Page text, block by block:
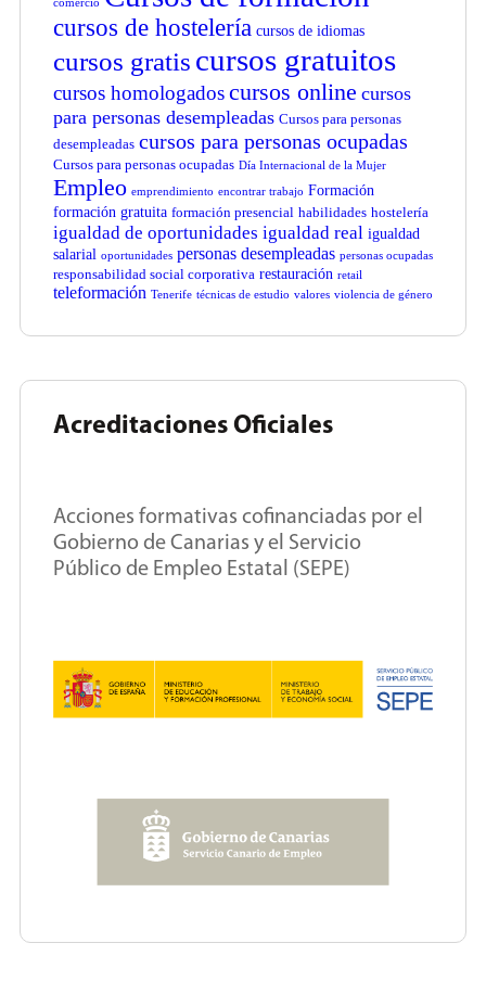
comercio
cursos de hostelería cursos de idiomas
cursos gratis cursos gratuitos
cursos homologadoscursos online cursos
para personas desempleadas Cursos para personas
desempleadas cursos para personas ocupadas
Cursos para personas ocupadas Día Internacional de la Mujer
Empleo emprendimiento encontrar trabajo Formación
formación gratuita formación presencial habilidades hostelería
igualdad de oportunidades igualdad real igualdad
salarial oportunidades personas desempleadas personas ocupadas
responsabilidad social corporativa restauración retail
teleformación Tenerife técnicas de estudio valores violencia de género
Acreditaciones Oficiales
Acciones formativas cofinanciadas por el
Gobierno de Canarias y el Servicio
Público de Empleo Estatal (SEPE)